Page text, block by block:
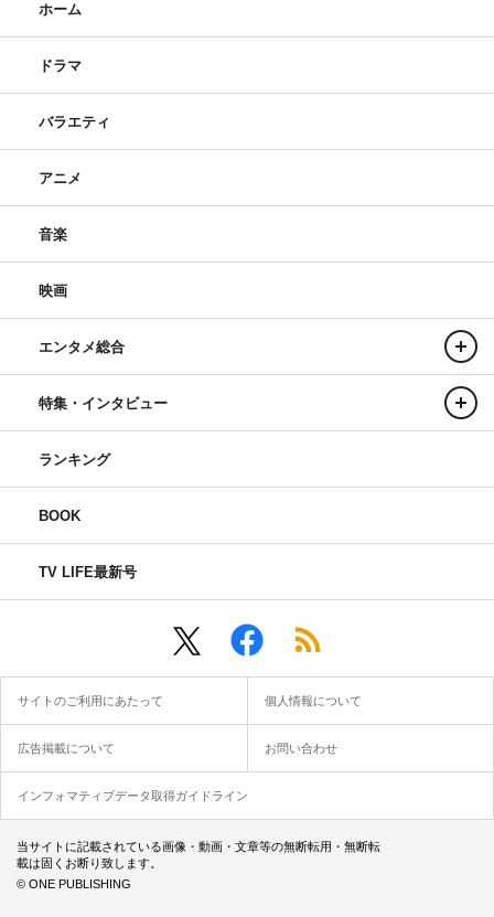
ホーム
ドラマ
バラエティ
アニメ
音楽
映画
エンタメ総合
特集・インタビュー
ランキング
BOOK
TV LIFE最新号
サイトのご利用にあたって 個人情報について
広告掲載について お問い合わせ
インフォマティブデータ取得ガイドライン
当サイトに記載されている画像・動画・文章等の無断転用・無断転
載は固くお断り致します。
© ONE PUBLISHING